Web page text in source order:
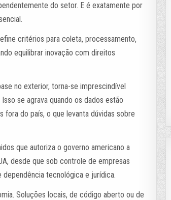
do setor. E é exatamente por
critérios para coleta, processamento,
equilibrar inovação com direitos
no exterior, torna-se imprescindível
se agrava quando os dados estão
fora do país, o que levanta dúvidas sobre
que autoriza o governo americano a
desde que sob controle de empresas
tecnológica e jurídica.
Soluções locais, de código aberto ou de